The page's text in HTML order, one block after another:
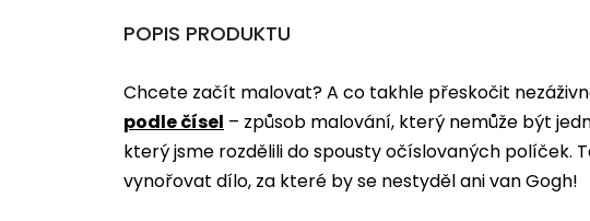
POPIS PRODUKTU
Chcete začít malovat? A co takhle přeskočit
podle čísel ­­– způsob malování, který nemůže být
který jsme rozdělili do spousty očíslovaných políček.
vynořovat dílo, za které by se nestyděl ani van Gogh!